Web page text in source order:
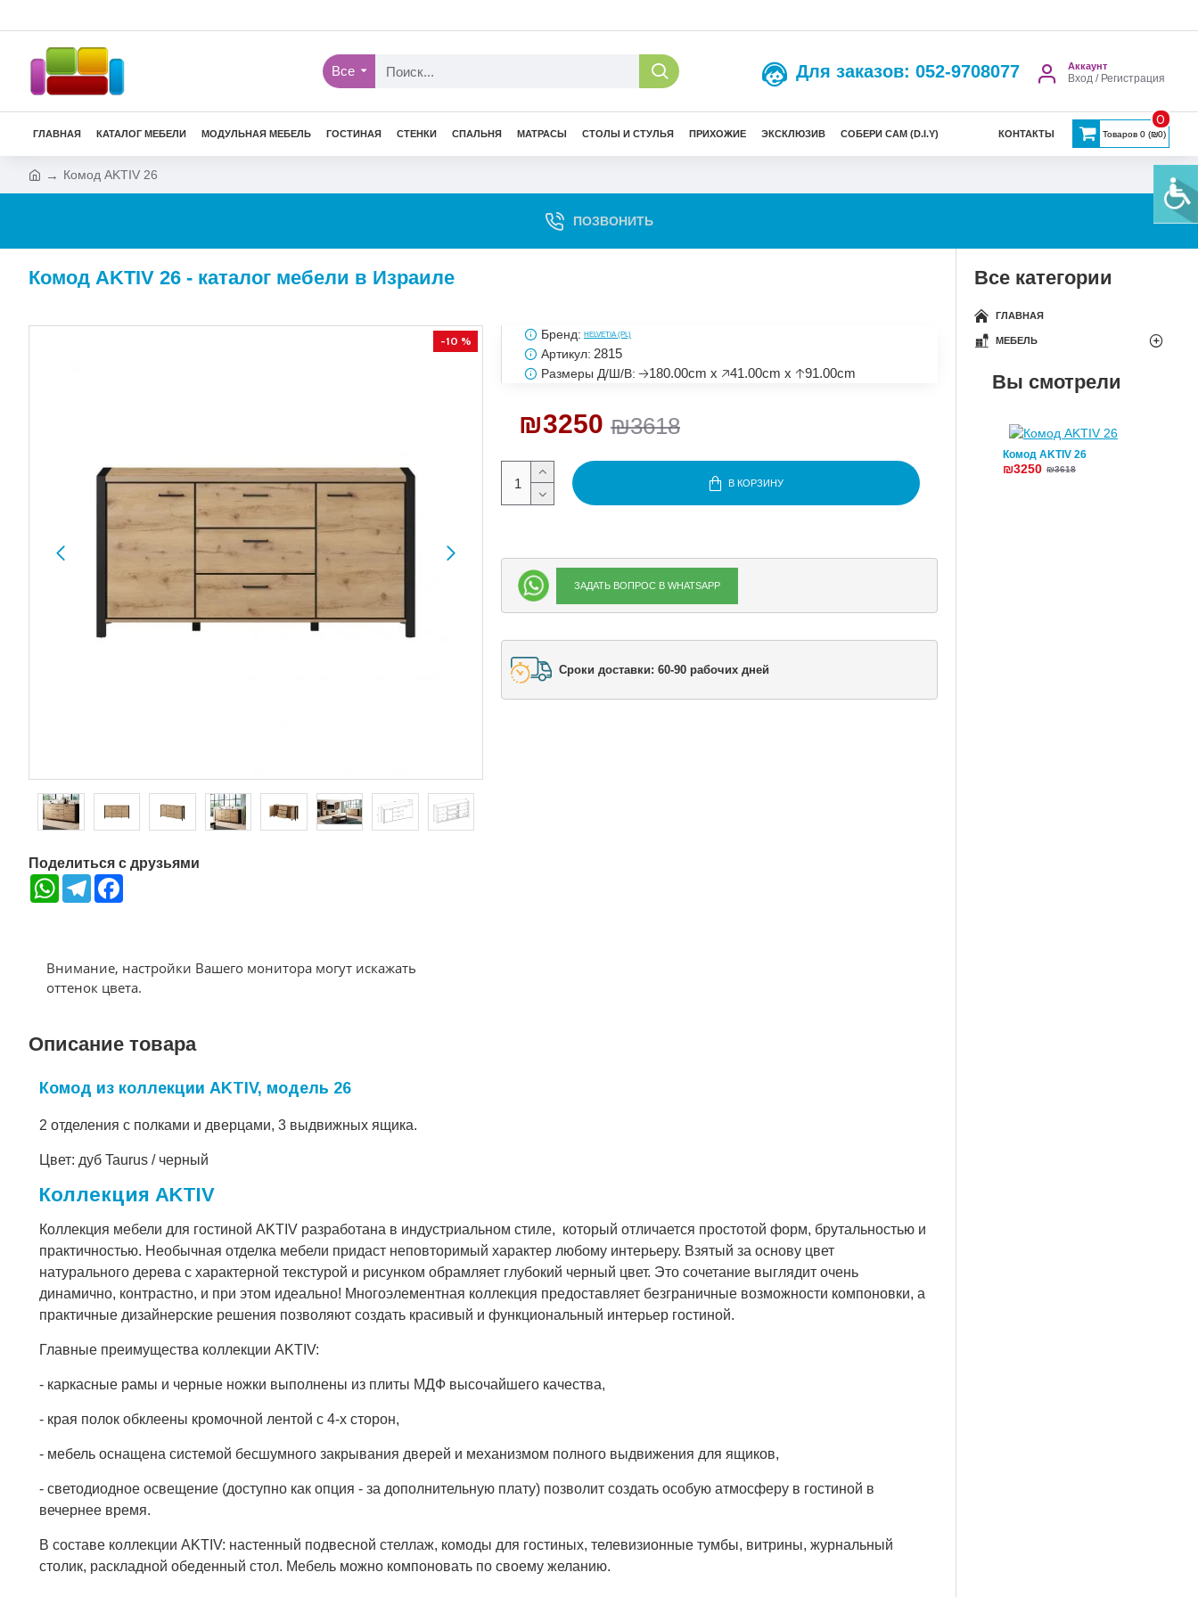
Все Для заказов: 052-9708077 Аккаунт
Вход / Регистрация
ГЛАВНАЯ КАТАЛОГ МЕБЕЛИ МОДУЛЬНАЯ МЕБЕЛЬ ГОСТИНАЯ СТЕНКИ СПАЛЬНЯ МАТРАСЫ СТОЛЫ И СТУЛЬЯ ПРИХОЖИЕ ЭКСКЛЮЗИВ СОБЕРИ САМ (D.I.Y) КОНТАКТЫ Товаров 0 (₪0)
0
Комод AKTIV 26
ПОЗВОНИТЬ
Комод AKTIV 26 - каталог мебели в Израиле
-10 %
Поделиться с друзьями
WhatsAppTelegram
Внимание, настройки Вашего монитора могут искажать
оттенок цвета.
₪3618
₪3250
Бренд: HELVETIA (PL)
Артикул: 2815
Размеры Д/Ш/В: 🡢180.00cm x 🡥41.00cm x 🡡91.00cm
В КОРЗИНУ
ЗАДАТЬ ВОПРОС В WHATSAPP
Сроки доставки: 60-90 рабочих дней
Описание товара
Комод из коллекции AKTIV, модель 26
2 отделения с полками и дверцами, 3 выдвижных ящика.
Цвет: дуб Taurus / черный
Коллекция AKTIV
Коллекция мебели для гостиной AKTIV разработана в индустриальном стиле, который отличается простотой форм, брутальностью и
практичностью. Необычная отделка мебели придаст неповторимый характер любому интерьеру. Взятый за основу цвет
натурального дерева с характерной текстурой и рисунком обрамляет глубокий черный цвет. Это сочетание выглядит очень
динамично, контрастно, и при этом идеально! Многоэлементная коллекция предоставляет безграничные возможности компоновки, а
практичные дизайнерские решения позволяют создать красивый и функциональный интерьер гостиной.
Главные преимущества коллекции AKTIV:
- каркасные рамы и черные ножки выполнены из плиты МДФ высочайшего качества,
- края полок обклеены кромочной лентой с 4-х сторон,
- мебель оснащена системой бесшумного закрывания дверей и механизмом полного выдвижения для ящиков,
- светодиодное освещение (доступно как опция - за дополнительную плату) позволит создать особую атмосферу в гостиной в
вечернее время.
В составе коллекции AKTIV: настенный подвесной стеллаж, комоды для гостиных, телевизионные тумбы, витрины, журнальный
столик, раскладной обеденный стол. Мебель можно компоновать по своему желанию.
Все категории
ГЛАВНАЯ
МЕБЕЛЬ
Вы смотрели
Комод AKTIV 26
₪3250 ₪3618